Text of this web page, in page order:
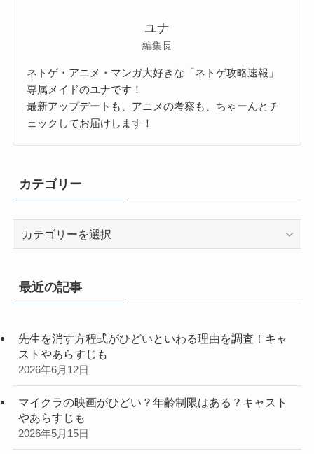
ユナ
編集長
ネトゲ・アニメ・マンガ大好きな「ネトゲ攻略速報」
専属メイドのユナです！
最新アップデートも、アニメの考察も、ちゃーんとチ
ェックしてお届けします！
カテゴリー
リ
最近の記事
先生を消す方程式がひどいといわる理由を調査！キャ
ストやあらすじも
2026年6月12日
マイクラの映画がひどい？年齢制限はある？キャスト
やあらすじも
2026年5月15日